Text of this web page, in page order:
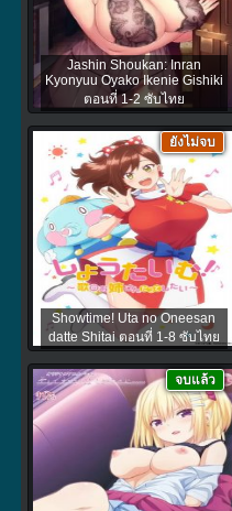
Jashin Shoukan: Inran
Kyonyuu Oyako Ikenie Gishiki
ตอนที่ 1-2 ซับไทย
Showtime! Uta no Oneesan
datte Shitai ตอนที่ 1-8 ซับไทย
ยังไม่จบ
จบแล้ว